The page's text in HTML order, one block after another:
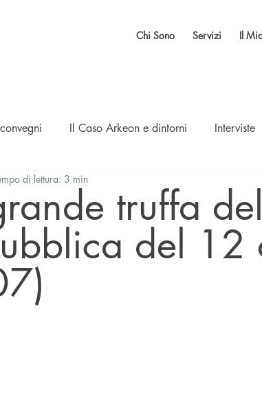
Chi Sono Servizi Il
Il Caso Arkeon e dintorni Interviste
Articoli in inglese truffa
del 12
di lettura: 3 min
NaN stelle su 5.